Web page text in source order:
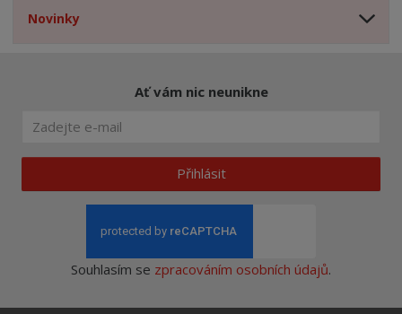
Novinky
Ať vám nic neunikne
Přihlásit
Souhlasím se zpracováním osobních údajů.